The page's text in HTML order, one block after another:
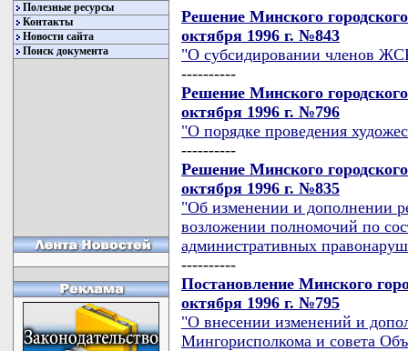
Полезные ресурсы
Контакты
Новости сайта
Поиск документа
Решение Минского
октября 1996 г. №843
"О субсидировании членов
----------
Решение Минского
октября 1996 г. №796
"О порядке проведения
----------
Решение Минского
октября 1996 г. №835
"Об изменении и дополнении
возложении полномочий по
административных
----------
Постановление Минского
октября 1996 г. №795
"О внесении изменений и
Мингорисполкома и совета